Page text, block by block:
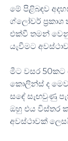
මේ පිළිබඳව
ග්ලෝවර්
එක්වී තමන්
යැවීමට
මීට වසර 50කට
කොලින්ස් ද
සඳේ සැඟවුණු
ඔහු එය විස්තර
අවස්ථාවක්